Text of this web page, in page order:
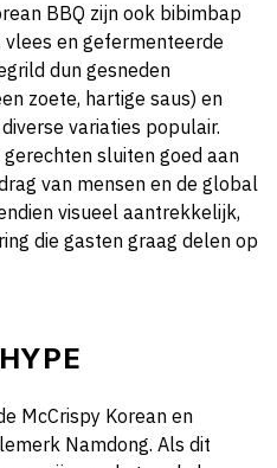
BBQ zijn ook bibimbap
vlees en gefermenteerde
dun gesneden
zoete, hartige saus) en
variaties populair.
sluiten goed aan
van mensen en de global
visueel aantrekkelijk,
die gasten graag delen op
McCrispy Korean en
Namdong. Als dit